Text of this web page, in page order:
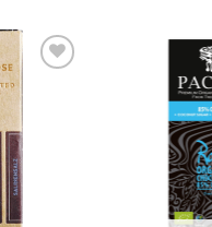
Wunschliste
hinzufügen